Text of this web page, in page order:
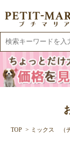
TOP ミックス （